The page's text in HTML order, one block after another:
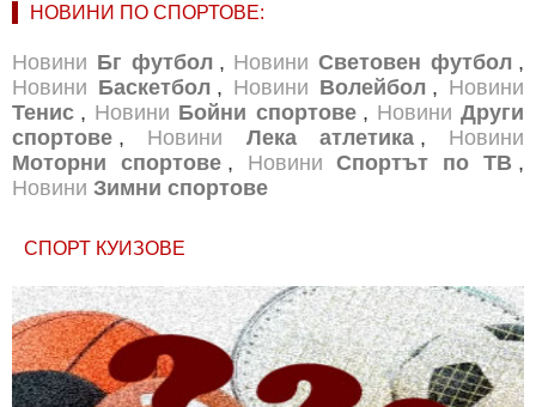
НОВИНИ ПО СПОРТОВЕ:
Новини Бг футбол , Новини Световен футбол ,
Новини Баскетбол , Новини Волейбол , Новини
Тенис , Новини Бойни спортове , Новини Други
спортове , Новини Лека атлетика , Новини
Моторни спортове , Новини Спортът по ТВ ,
Новини Зимни спортове
СПОРТ КУИЗОВЕ